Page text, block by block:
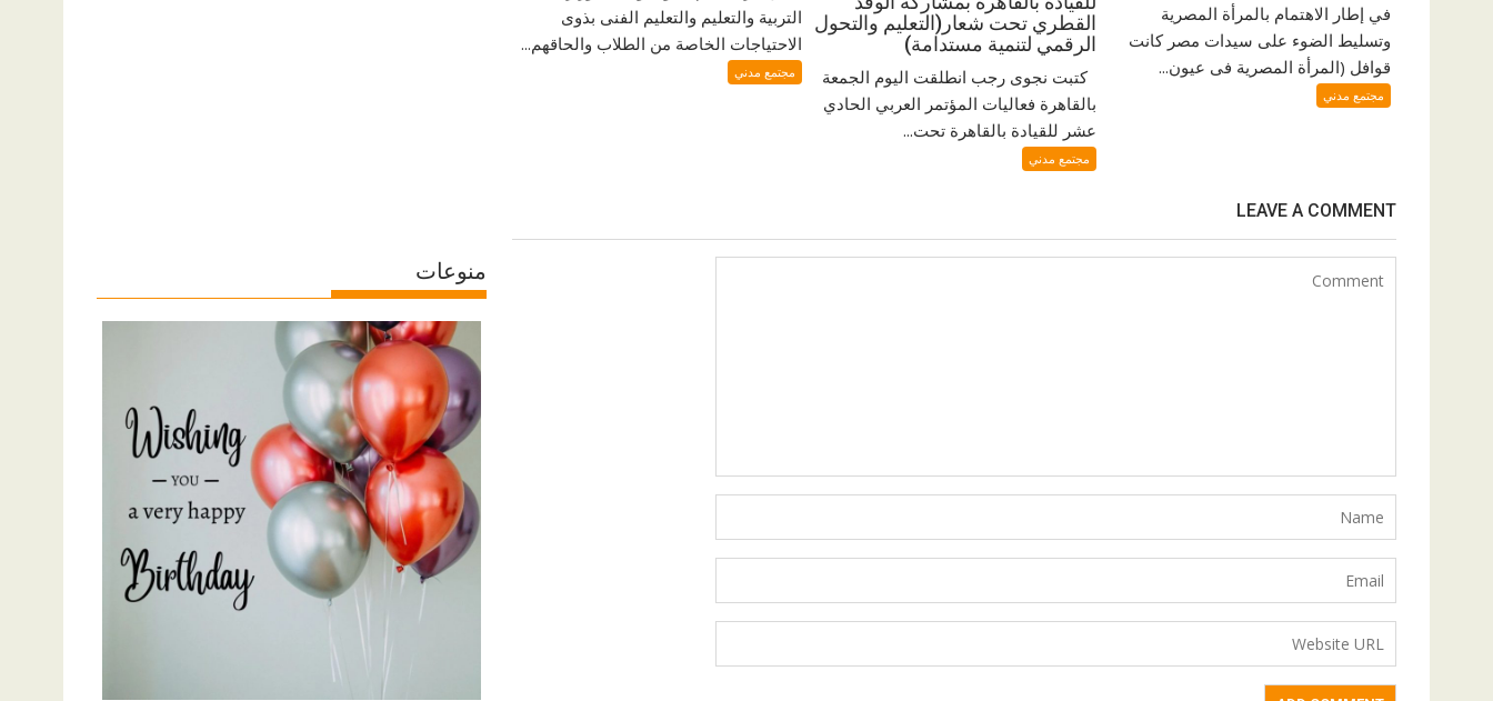
في إطار الاهتمام بالمرأة المصرية
وتسليط الضوء على سيدات مصر كانت
قوافل (المرأة المصرية فى عيون...
مجتمع مدني
القطري تحت شعار(التعليم والتحول
الرقمي لتنمية مستدامة)
كتبت نجوى رجب انطلقت اليوم الجمعة
بالقاهرة فعاليات المؤتمر العربي الحادي
عشر للقيادة بالقاهرة تحت...
مجتمع مدني
التربية والتعليم والتعليم الفنى بذوى
الاحتياجات الخاصة من الطلاب والحاقهم...
مجتمع مدني
LEAVE A COMMENT
منوعات